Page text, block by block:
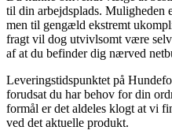
til din arbejdsplads. Muligheden
men til gengæld ekstremt
fragt vil dog utvivlsomt være
af at du befinder dig nærved
Leveringstidspunktet på
forudsat du har behov for din
formål er det aldeles klogt at vi
ved det aktuelle produkt.